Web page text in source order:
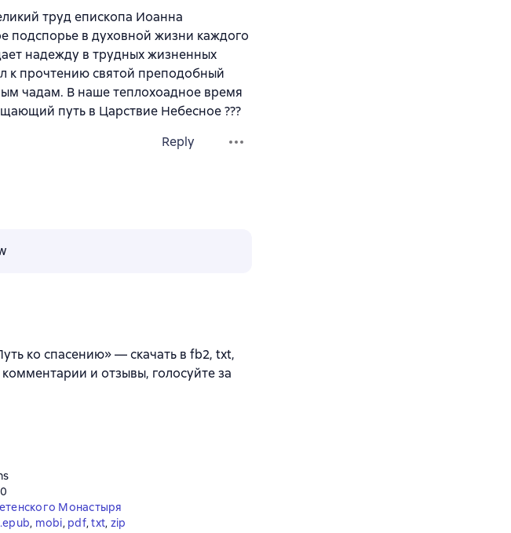
труд епископа Иоанна
в духовной жизни каждого
надежду в трудных жизненных
к прочтению святой преподобный
чадам. В наше теплохоадное время
путь в Царствие Небесное ???
Reply
ко спасению» — скачать в fb2, txt,
и отзывы, голосуйте за
Монастыря
, mobi, pdf, txt, zip